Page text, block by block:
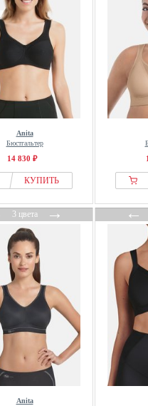
Anita
Бюстгальтер
14 830 ₽
КУПИТЬ
3 цвета→
Anita